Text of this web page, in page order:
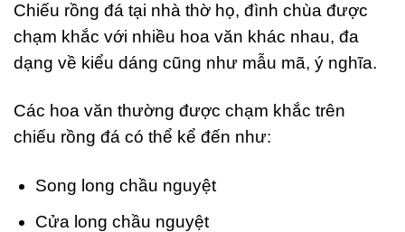
Chiếu rồng đá tại nhà thờ họ, đình chùa được
chạm khắc với nhiều hoa văn khác nhau, đa
dạng về kiểu dáng cũng như mẫu mã, ý nghĩa.
Các hoa văn thường được chạm khắc trên
chiếu rồng đá có thể kể đến như:
Song long chầu nguyệt
Cửa long chầu nguyệt